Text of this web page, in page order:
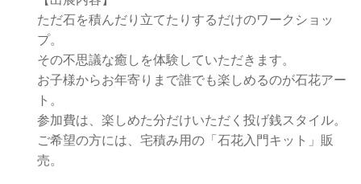
ただ石を積んだり立てたりするだけのワークショッ
プ。
その不思議な癒しを体験していただきます。
お子様からお年寄りまで誰でも楽しめるのが石花アー
ト。
参加費は、楽しめた分だけいただく投げ銭スタイル。
ご希望の方には、宅積み用の「石花入門キット」販
売。